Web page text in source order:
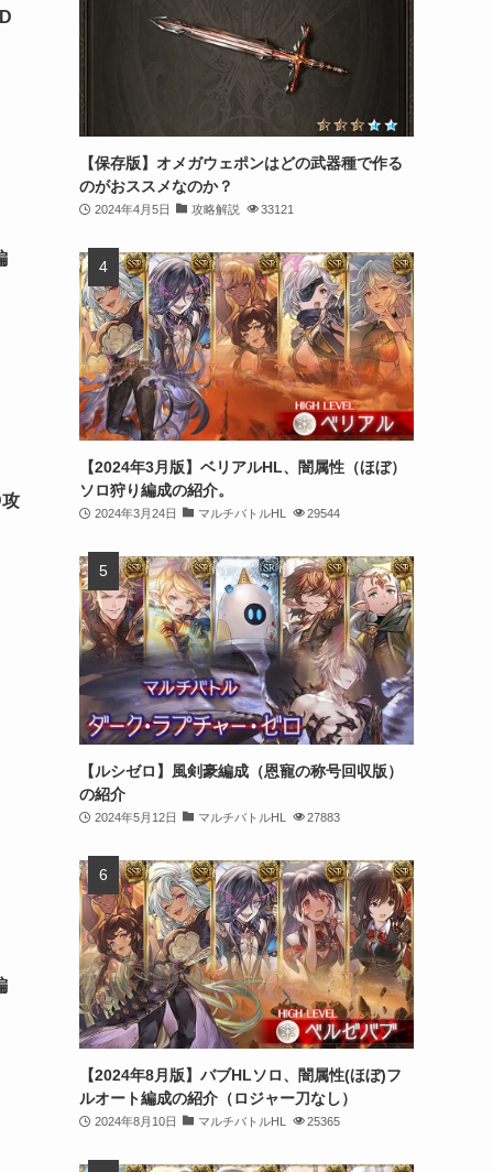
【保存版】オメガウェポンはどの武器種で作る
のがおススメなのか？
2024年4月5日 攻略解説 33121
【2024年3月版】ベリアルHL、闇属性（ほぼ）
ソロ狩り編成の紹介。
2024年3月24日 マルチバトルHL 29544
【ルシゼロ】風剣豪編成（恩寵の称号回収版）
の紹介
2024年5月12日 マルチバトルHL 27883
【2024年8月版】バブHLソロ、闇属性(ほぼ)フ
ルオート編成の紹介（ロジャー刀なし）
2024年8月10日 マルチバトルHL 25365